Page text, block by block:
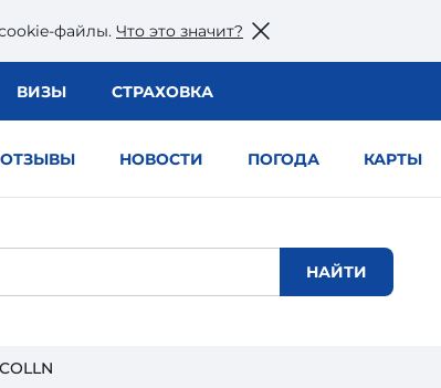
файлы. Что это значит?
ВИЗЫ СТРАХОВКА
ОТЗЫВЫ НОВОСТИ ПОГОДА КАРТЫ